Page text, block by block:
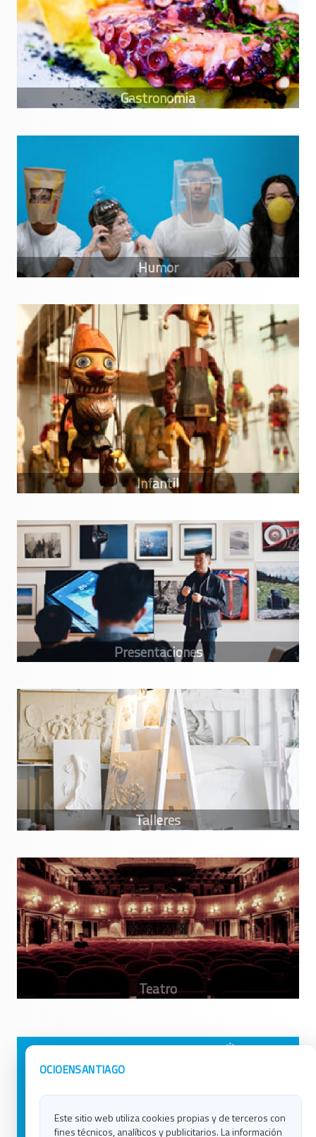
OCIOENSANTIAGO
Este sitio web utiliza cookies propias y de terceros con
fines técnicos, analíticos y publicitarios. La información
Avisos Legales
Contacto
Política de Cookies
Ocio en Lugo